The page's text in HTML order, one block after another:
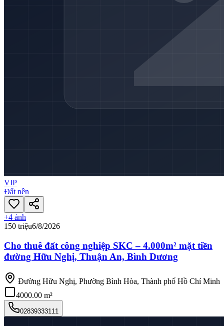
VIP
Đất nền
+4 ảnh
150 triệu6/8/2026
Cho thuê đất công nghiệp SKC – 4.000m² mặt tiền
đường Hữu Nghị, Thuận An, Bình Dương
Đường Hữu Nghị, Phường Bình Hòa, Thành phố Hồ Chí Minh
4000.00 m²
02839333111